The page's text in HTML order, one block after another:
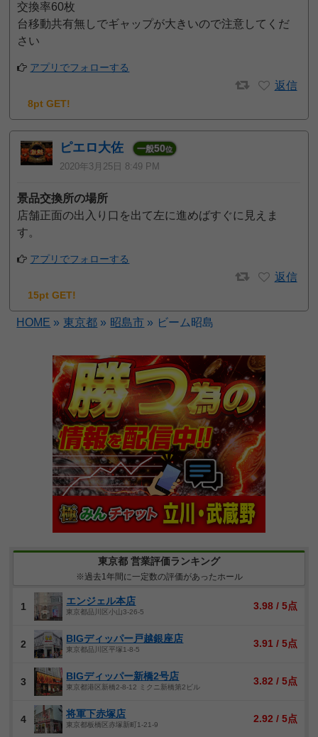
交換率60枚
台移動共有無しでギャップが大きいので注意してくだ
さい
アプリでフォローする
返信
8pt GET!
ピエロ大佐 一般50位
2020年3月25日 8:49 PM
景品交換所の場所
店舗正面の出入り口を出て左に進めばすぐに見えま
す。
アプリでフォローする
返信
15pt GET!
HOME » 東京都 » 昭島市 » ビーム昭島
東京都 営業評価ランキング
※過去1年間に一定数の評価があったホール
1 エンジェル本店
東京都品川区小山3-26-5
3.98 / 5点
2 BIGディッパー戸越銀座店
東京都品川区平塚1-8-5
3.91 / 5点
3 BIGディッパー新橋2号店
東京都港区新橋2-8-12 ミクニ新橋第2ビル
3.82 / 5点
4 将軍下赤塚店
東京都板橋区赤塚新町1-21-9
2.92 / 5点